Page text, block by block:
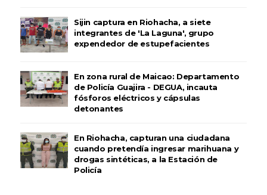
Sijin captura en Riohacha, a siete
integrantes de 'La Laguna', grupo
expendedor de estupefacientes
En zona rural de Maicao: Departamento
de Policía Guajira - DEGUA, incauta
fósforos eléctricos y cápsulas
detonantes
En Riohacha, capturan una ciudadana
cuando pretendía ingresar marihuana y
drogas sintéticas, a la Estación de
Policía